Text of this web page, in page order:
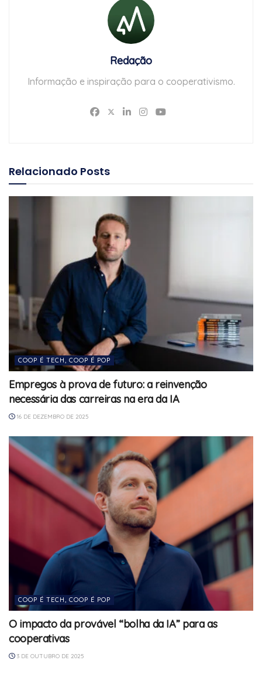
Redação
Informação e inspiração para o cooperativismo.
Relacionado Posts
COOP É TECH, COOP É POP
Empregos à prova de futuro: a reinvenção
necessária das carreiras na era da IA
16 DE DEZEMBRO DE 2025
COOP É TECH, COOP É POP
O impacto da provável “bolha da IA” para as
cooperativas
3 DE OUTUBRO DE 2025